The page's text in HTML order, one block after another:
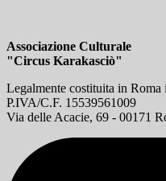
Associazione Culturale
"Circus Karakasciò"
Legalmente costituita in
P.IVA/C.F. 15539561009
Via delle Acacie, 69 - 00171